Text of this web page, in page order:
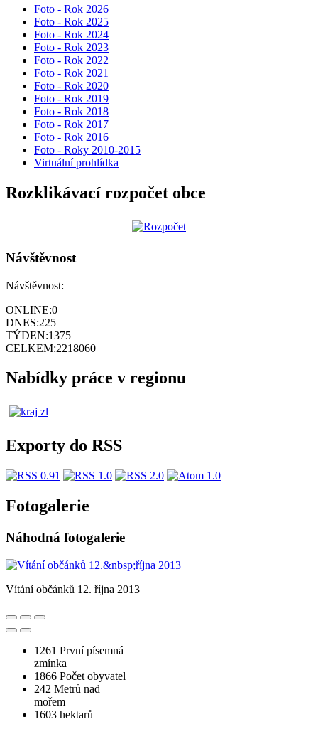
Foto - Rok 2026
Foto - Rok 2025
Foto - Rok 2024
Foto - Rok 2023
Foto - Rok 2022
Foto - Rok 2021
Foto - Rok 2020
Foto - Rok 2019
Foto - Rok 2018
Foto - Rok 2017
Foto - Rok 2016
Foto - Roky 2010-2015
Virtuální prohlídka
Rozklikávací rozpočet obce
Návštěvnost
Návštěvnost:
ONLINE:0
DNES:225
TÝDEN:1375
CELKEM:2218060
Nabídky práce v regionu
Exporty do RSS
Fotogalerie
Náhodná fotogalerie
Vítání občánků 12. října 2013
1261 První písemná
zmínka
1866 Počet obyvatel
242 Metrů nad
mořem
1603 hektarů